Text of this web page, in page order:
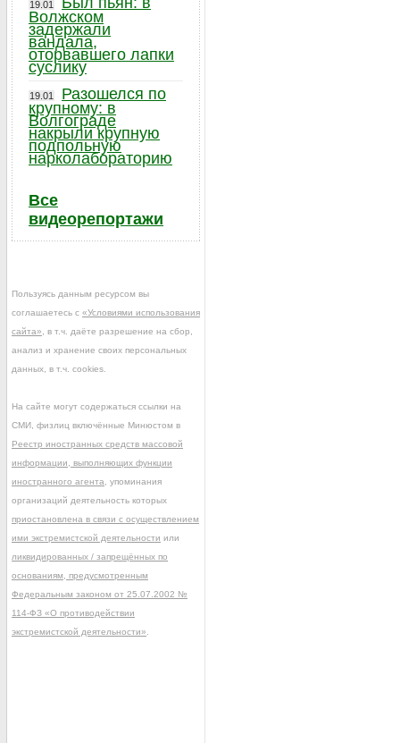
19.01
Волжском
задержали
вандала,
оторвавшего лапки
суслику
19.01
Разошелся по
крупному: в
Волгограде
накрыли крупную
подпольную
нарколабораторию
Все
видеорепортажи
Пользуясь данным ресурсом вы
соглашаетесь с «Условиями использования
сайта» , в т.ч. даёте разрешение на сбор,
анализ и хранение своих персональных
данных, в т.ч. cookies.
На сайте могут содержаться ссылки на
СМИ, физлиц включённые Минюстом в
Реестр иностранных средств массовой
информации, выполняющих функции
иностранного агента , упоминания
организаций деятельность которых
приостановлена в связи с осуществлением
ими экстремистской деятельности или
ликвидированных / запрещённых по
основаниям, предусмотренным
Федеральным законом от 25.07.2002 №
114-ФЗ «О противодействии
экстремистской деятельности»